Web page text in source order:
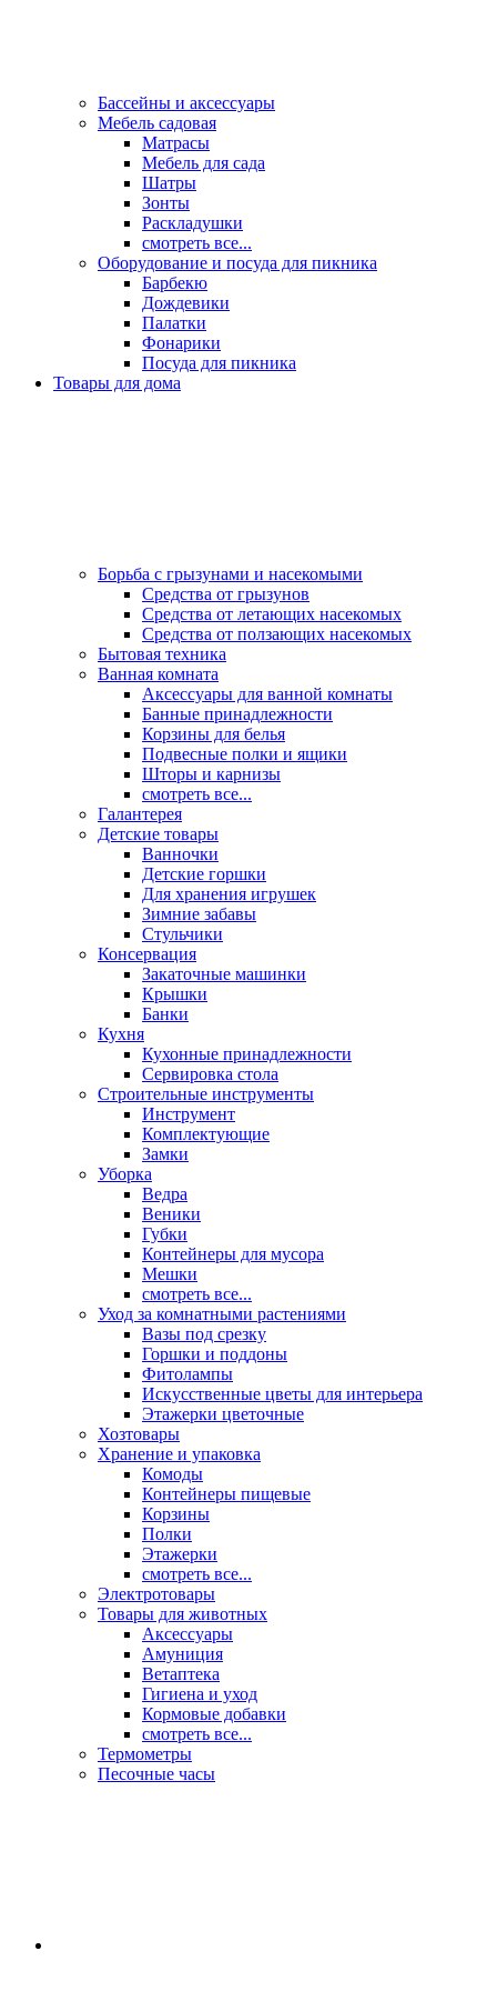
Бассейны и аксессуары
Мебель садовая
Матрасы
Мебель для сада
Шатры
Зонты
Раскладушки
смотреть все...
Оборудование и посуда для пикника
Барбекю
Дождевики
Палатки
Фонарики
Посуда для пикника
Товары для дома
Борьба с грызунами и насекомыми
Средства от грызунов
Средства от летающих насекомых
Средства от ползающих насекомых
Бытовая техника
Ванная комната
Аксессуары для ванной комнаты
Банные принадлежности
Корзины для белья
Подвесные полки и ящики
Шторы и карнизы
смотреть все...
Галантерея
Детские товары
Ванночки
Детские горшки
Для хранения игрушек
Зимние забавы
Стульчики
Консервация
Закаточные машинки
Крышки
Банки
Кухня
Кухонные принадлежности
Сервировка стола
Строительные инструменты
Инструмент
Комплектующие
Замки
Уборка
Ведра
Веники
Губки
Контейнеры для мусора
Мешки
смотреть все...
Уход за комнатными растениями
Вазы под срезку
Горшки и поддоны
Фитолампы
Искусственные цветы для интерьера
Этажерки цветочные
Хозтовары
Хранение и упаковка
Комоды
Контейнеры пищевые
Корзины
Полки
Этажерки
смотреть все...
Электротовары
Товары для животных
Аксессуары
Амуниция
Ветаптека
Гигиена и уход
Кормовые добавки
смотреть все...
Термометры
Песочные часы